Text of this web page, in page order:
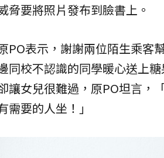
脅要將照片發布到臉書上。
PO表示，謝謝兩位陌生乘客
同校不認識的同學暖心送上
讓女兒很難過，原PO坦言，
需要的人坐！」